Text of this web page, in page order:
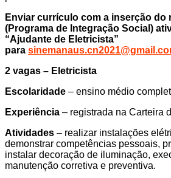
Enviar currículo com a inserção do
(Programa de Integração Social)
“Ajudante de Eletricista”
para
2 vagas – Eletricista
Escolaridade – ensino médio
Experiência – registrada na Carteira
Atividades – realizar instalações
demonstrar competências pessoais,
instalar decoração de iluminação,
manutenção corretiva e preventiva.